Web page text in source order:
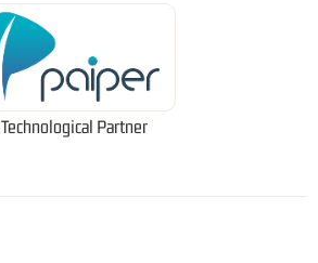
Technological Partner